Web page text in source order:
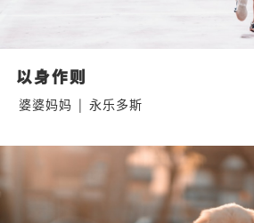
以身作则
婆婆妈妈 | 永乐多斯